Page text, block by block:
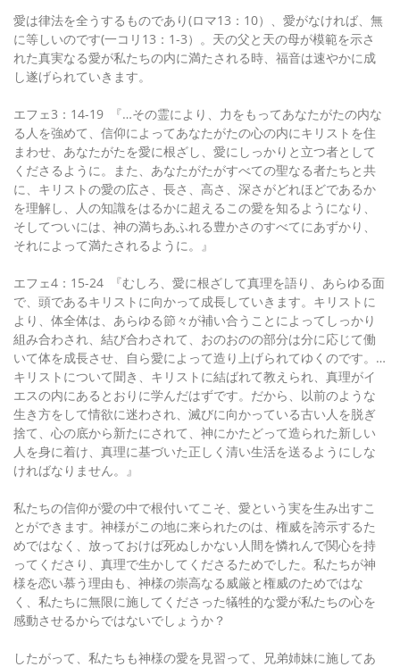
愛は律法を全うするものであり(ロマ13：10）、愛がなければ、無
に等しいのです(一コリ13：1-3）。天の父と天の母が模範を示さ
れた真実なる愛が私たちの内に満たされる時、福音は速やかに成
し遂げられていきます。
エフェ3：14-19 『…その霊により、力をもってあなたがたの内な
る人を強めて、信仰によってあなたがたの心の内にキリストを住
まわせ、あなたがたを愛に根ざし、愛にしっかりと立つ者として
くださるように。また、あなたがたがすべての聖なる者たちと共
に、キリストの愛の広さ、長さ、高さ、深さがどれほどであるか
を理解し、人の知識をはるかに超えるこの愛を知るようになり、
そしてついには、神の満ちあふれる豊かさのすべてにあずかり、
それによって満たされるように。』
エフェ4：15-24 『むしろ、愛に根ざして真理を語り、あらゆる面
で、頭であるキリストに向かって成長していきます。キリストに
より、体全体は、あらゆる節々が補い合うことによってしっかり
組み合わされ、結び合わされて、おのおのの部分は分に応じて働
いて体を成長させ、自ら愛によって造り上げられてゆくのです。…
キリストについて聞き、キリストに結ばれて教えられ、真理がイ
エスの内にあるとおりに学んだはずです。だから、以前のような
生き方をして情欲に迷わされ、滅びに向かっている古い人を脱ぎ
捨て、心の底から新たにされて、神にかたどって造られた新しい
人を身に着け、真理に基づいた正しく清い生活を送るようにしな
ければなりません。』
私たちの信仰が愛の中で根付いてこそ、愛という実を生み出すこ
とができます。神様がこの地に来られたのは、権威を誇示するた
めではなく、放っておけば死ぬしかない人間を憐れんで関心を持
ってくださり、真理で生かしてくださるためでした。私たちが神
様を恋い慕う理由も、神様の崇高なる威厳と権威のためではな
く、私たちに無限に施してくださった犠牲的な愛が私たちの心を
感動させるからではないでしょうか？
したがって、私たちも神様の愛を見習って、兄弟姉妹に施してあ